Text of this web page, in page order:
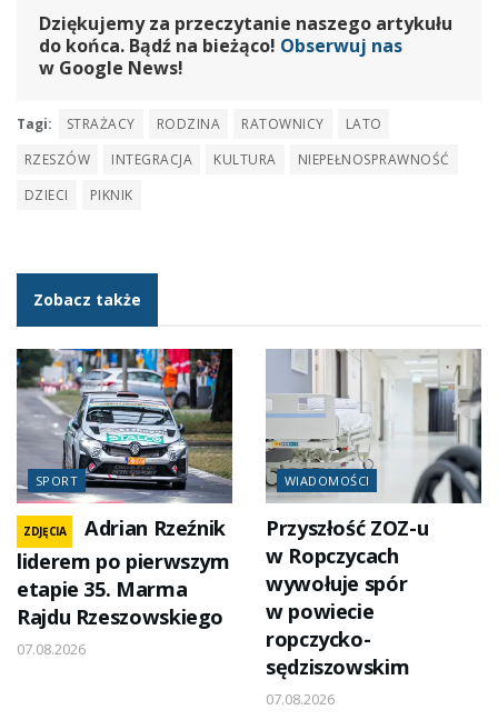
Dziękujemy za przeczytanie naszego artykułu
do końca. Bądź na bieżąco! Obserwuj nas
w Google News!
Tagi: STRAŻACY RODZINA RATOWNICY
LATO
RZESZÓW
INTEGRACJA KULTURA
NIEPEŁNOSPRAWNOŚĆ
DZIECI
PIKNIK
Zobacz także
SPORT
ZDJĘCIA
Adrian Rzeźnik
liderem po pierwszym
etapie 35. Marma
Rajdu Rzeszowskiego
07.08.2026
WIADOMOŚCI
Przyszłość ZOZ-u
w Ropczycach
wywołuje spór
w powiecie
ropczycko-
sędziszowskim
07.08.2026